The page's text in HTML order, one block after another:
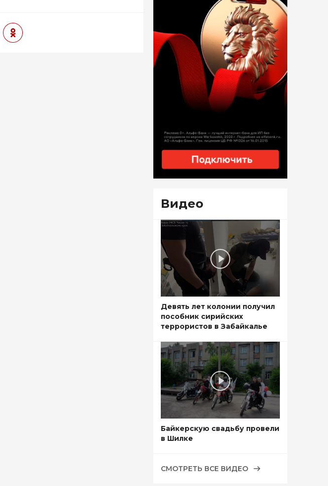
Видео
Девять лет колонии получил
пособник сирийских
террористов в Забайкалье
Байкерскую свадьбу провели
в Шилке
СМОТРЕТЬ ВСЕ ВИДЕО